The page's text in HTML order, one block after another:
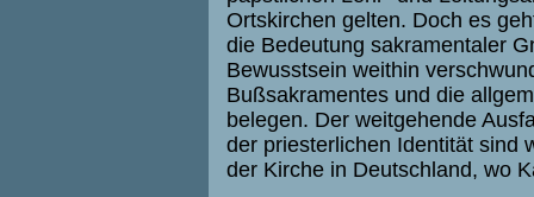
Ortskirchen gelten. Doch es
die Bedeutung sakramentaler
Bewusstsein weithin
Bußsakramentes und die
belegen. Der weitgehende
der priesterlichen Identität sind
der Kirche in Deutschland, wo